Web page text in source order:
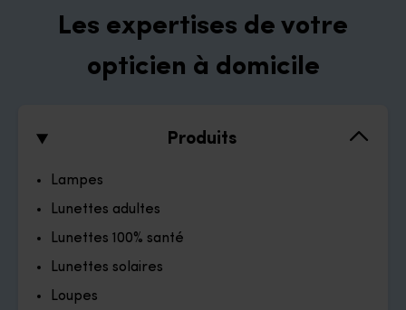
Les expertises de votre
opticien à domicile
Produits
Lampes
Lunettes adultes
Lunettes 100% santé
Lunettes solaires
Loupes